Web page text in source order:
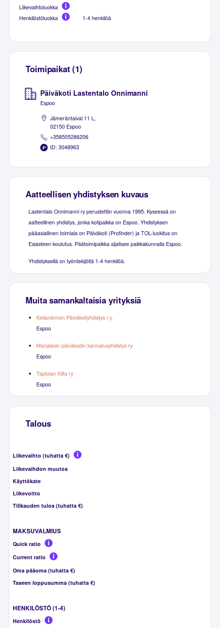
Liikevaihtoluokka
Henkilöstöluokka
1-4 henkilöä
Toimipaikat (1)
Päiväkoti Lastentalo Onnimanni
Espoo
Jämeräntaival 11 L,
02150 Espoo
+358505286206
ID: 3048963
Aatteellisen yhdistyksen kuvaus
Lastentalo Onnimanni ry perustettiin vuonna 1995. Kyseessä on
aatteellinen yhdistys, jonka kotipaikka on Espoo. Yhdistyksen
pääasiallinen toimiala on Päiväkoti (Profinder) ja TOL-luokitus on
Esiasteen koulutus. Päätoimipaikka sijaitsee paikkakunnalla Espoo.
Yhdistyksellä on työntekijöitä 1-4 henkilöä.
Muita samankaltaisia yrityksiä
Keilaniemen Päiväkotiyhdistys r.y.
Espoo
Marjalaxin päiväkodin kannatusyhdistys ry
Espoo
Tapiolan Kilta ry
Espoo
Talous
Liikevaihto (tuhatta €)
Liikevaihdon muutos
Käyttökate
Liikevoitto
Tilikauden tulos (tuhatta €)
MAKSUVALMIUS
Quick ratio
Current ratio
Oma pääoma (tuhatta €)
Taseen loppusumma (tuhatta €)
HENKILÖSTÖ (1-4)
Henkilöstö